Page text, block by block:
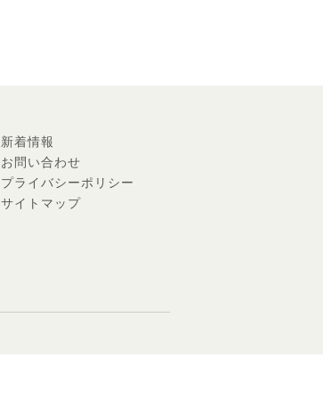
新着情報
お問い合わせ
プライバシーポリシー
サイトマップ